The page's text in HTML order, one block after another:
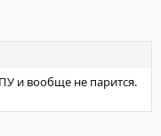
и вообще не парится.